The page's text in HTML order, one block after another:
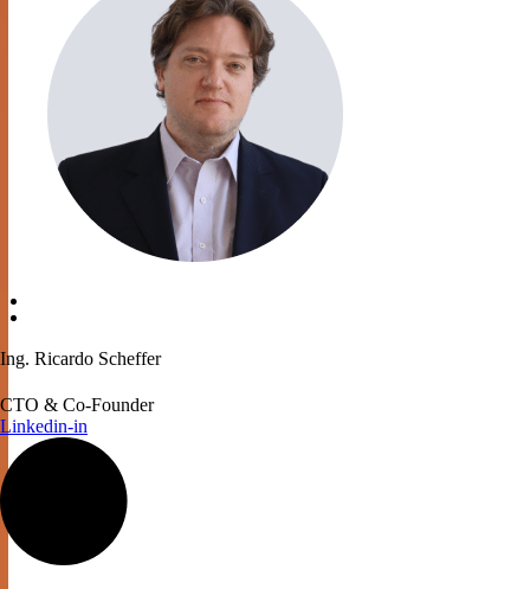
Ing. Ricardo Scheffer
CTO & Co-Founder
Linkedin-in